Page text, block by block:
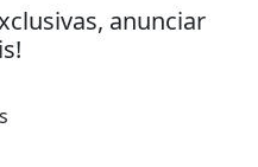
anunciar